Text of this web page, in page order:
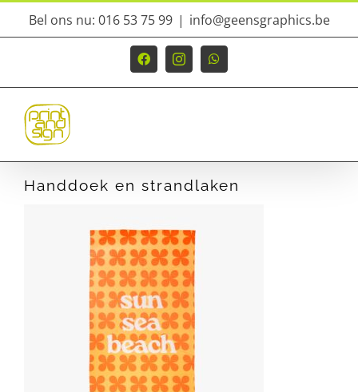
Ga
inhoud
Bel ons nu: 016 53 75 99 | info@geensgraphics.be
FacebookInstagramWhatsApp
Handdoek en strandlaken